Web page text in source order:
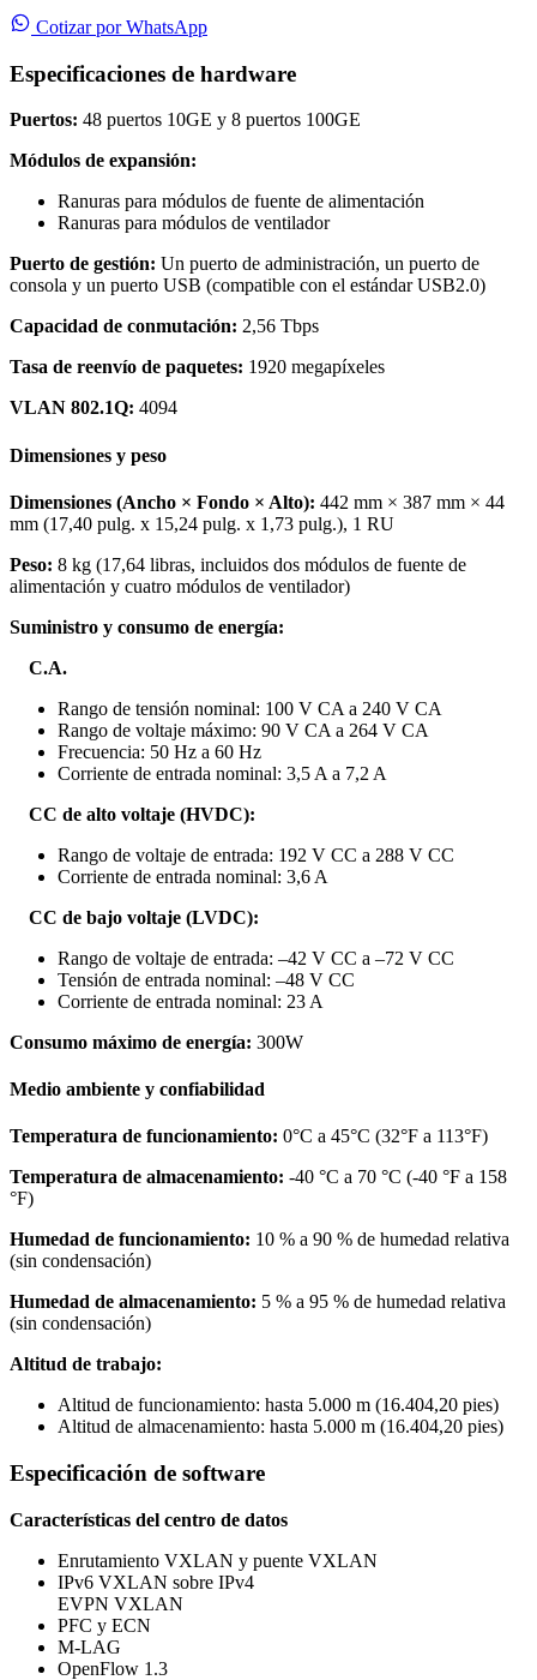
Cotizar por WhatsApp
Especificaciones de hardware
Puertos: 48 puertos 10GE y 8 puertos 100GE
Módulos de expansión:
Ranuras para módulos de fuente de alimentación
Ranuras para módulos de ventilador
Puerto de gestión: Un puerto de administración, un puerto de
consola y un puerto USB (compatible con el estándar USB2.0)
Capacidad de conmutación: 2,56 Tbps
Tasa de reenvío de paquetes: 1920 megapíxeles
VLAN 802.1Q: 4094
Dimensiones y peso
Dimensiones (Ancho × Fondo × Alto): 442 mm × 387 mm × 44
mm (17,40 pulg. x 15,24 pulg. x 1,73 pulg.), 1 RU
Peso: 8 kg (17,64 libras, incluidos dos módulos de fuente de
alimentación y cuatro módulos de ventilador)
Suministro y consumo de energía:
C.A.
Rango de tensión nominal: 100 V CA a 240 V CA
Rango de voltaje máximo: 90 V CA a 264 V CA
Frecuencia: 50 Hz a 60 Hz
Corriente de entrada nominal: 3,5 A a 7,2 A
CC de alto voltaje (HVDC):
Rango de voltaje de entrada: 192 V CC a 288 V CC
Corriente de entrada nominal: 3,6 A
CC de bajo voltaje (LVDC):
Rango de voltaje de entrada: –42 V CC a –72 V CC
Tensión de entrada nominal: –48 V CC
Corriente de entrada nominal: 23 A
Consumo máximo de energía: 300W
Medio ambiente y confiabilidad
Temperatura de funcionamiento: 0°C a 45°C (32°F a 113°F)
Temperatura de almacenamiento: -40 °C a 70 °C (-40 °F a 158
°F)
Humedad de funcionamiento: 10 % a 90 % de humedad relativa
(sin condensación)
Humedad de almacenamiento: 5 % a 95 % de humedad relativa
(sin condensación)
Altitud de trabajo:
Altitud de funcionamiento: hasta 5.000 m (16.404,20 pies)
Altitud de almacenamiento: hasta 5.000 m (16.404,20 pies)
Especificación de software
Características del centro de datos
Enrutamiento VXLAN y puente VXLAN
IPv6 VXLAN sobre IPv4
EVPN VXLAN
PFC y ECN
M-LAG
OpenFlow 1.3